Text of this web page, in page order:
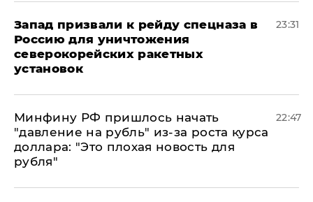
Запад призвали к рейду спецназа в
Россию для уничтожения
северокорейских ракетных
установок
23:31
Минфину РФ пришлось начать
"давление на рубль" из-за роста курса
доллара: "Это плохая новость для
рубля"
22:47